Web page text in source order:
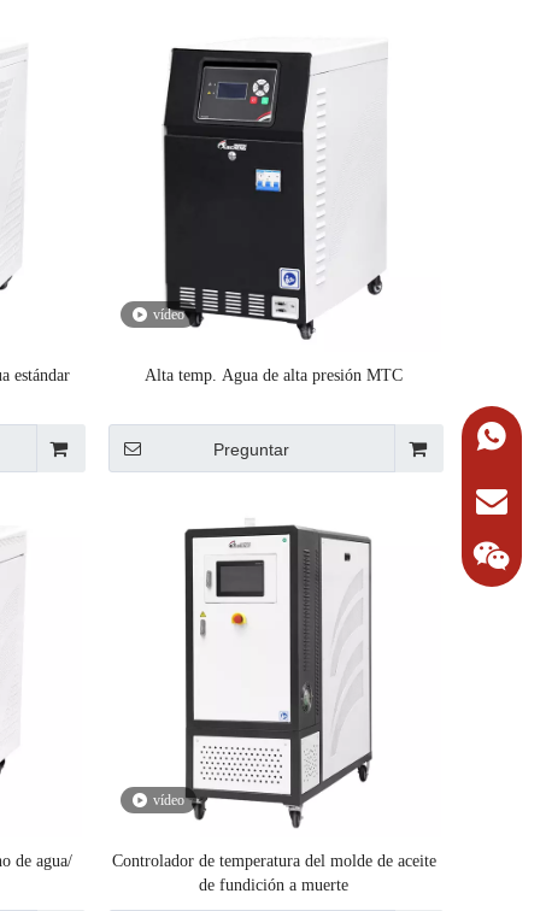
estándar
vídeo
Alta temp. Agua de alta presión MTC
Preguntar
de agua/
vídeo
Controlador de temperatura del molde de aceite
de fundición a muerte
+86-
Solicitar